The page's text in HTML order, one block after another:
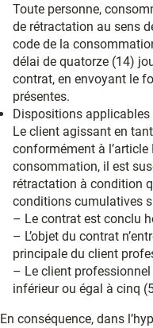
Toute personne,
de rétractation au sens
code de la
délai de quatorze (14)
contrat, en envoyant le
présentes.
Dispositions
Le client agissant en
conformément à
consommation, il est
rétractation à condition
conditions cumulatives
– Le contrat est conclu
– L’objet du contrat
principale du client
– Le client
inférieur ou égal à cinq
En conséquence, dans